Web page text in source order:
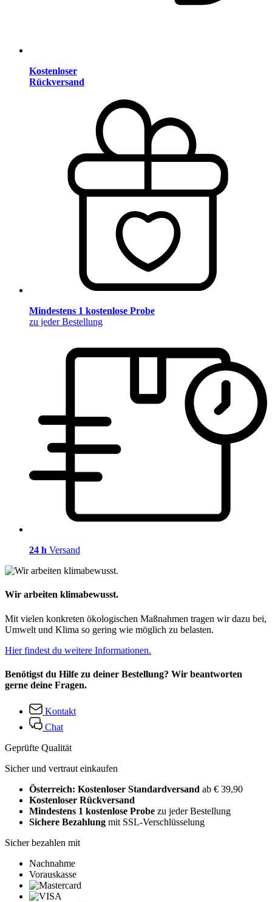
Kostenloser
Rückversand
Mindestens 1 kostenlose Probe
zu jeder Bestellung
24 h Versand
Wir arbeiten klimabewusst.
Mit vielen konkreten ökologischen Maßnahmen tragen wir dazu bei,
Umwelt und Klima so gering wie möglich zu belasten.
Hier findest du weitere Informationen.
Benötigst du Hilfe zu deiner Bestellung? Wir beantworten
gerne deine Fragen.
Kontakt
Chat
Geprüfte Qualität
Sicher und vertraut einkaufen
Österreich: Kostenloser Standardversand ab € 39,90
Kostenloser Rückversand
Mindestens 1 kostenlose Probe zu jeder Bestellung
Sichere Bezahlung mit SSL-Verschlüsselung
Sicher bezahlen mit
Nachnahme
Vorauskasse